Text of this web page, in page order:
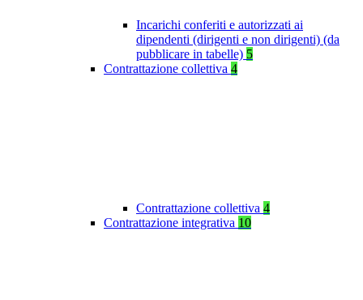
Incarichi conferiti e autorizzati ai
dipendenti (dirigenti e non dirigenti) (da
pubblicare in tabelle) 5
Contrattazione collettiva 4
Contrattazione collettiva 4
Contrattazione integrativa 10